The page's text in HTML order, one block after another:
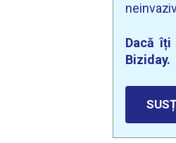
Dacă
Biziday.